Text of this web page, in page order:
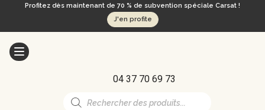
Profitez dès maintenant de 70 % de subvention spéciale Carsat !
J'en profite
04 37 70 69 73
Recherche
de